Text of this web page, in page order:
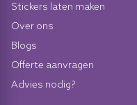
Stickers laten maken
Over ons
Blogs
Offerte aanvragen
Advies nodig?